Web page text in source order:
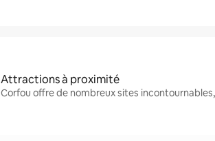
Attractions à proximité
Corfou offre de nombreux sites